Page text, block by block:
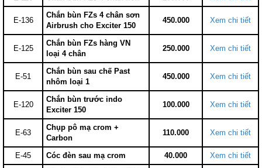
E-136
Chắn bùn FZs 4 chân sơn
Airbrush cho Exciter 150
450.000 Xem chi tiết
E-125
Chắn bùn FZs hàng VN
loại 4 chân
250.000 Xem chi tiết
E-51
Chắn bùn sau chế Past
nhôm loại 1
450.000 Xem chi tiết
E-120
Chắn bùn trước indo
Exciter 150
100.000 Xem chi tiết
E-63
Chụp pô mạ crom +
Carbon
110.000 Xem chi tiết
E-45 Cóc đèn sau mạ crom 40.000 Xem chi tiết